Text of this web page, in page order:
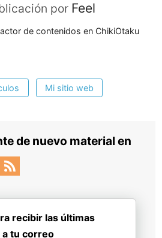
por Feel
de contenidos en ChikiOtaku
Mi sitio web
de nuevo material en
recibir las últimas
tu correo